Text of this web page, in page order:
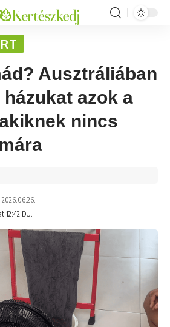
Ausztráliában
azok a
nincs
12:42 DU.